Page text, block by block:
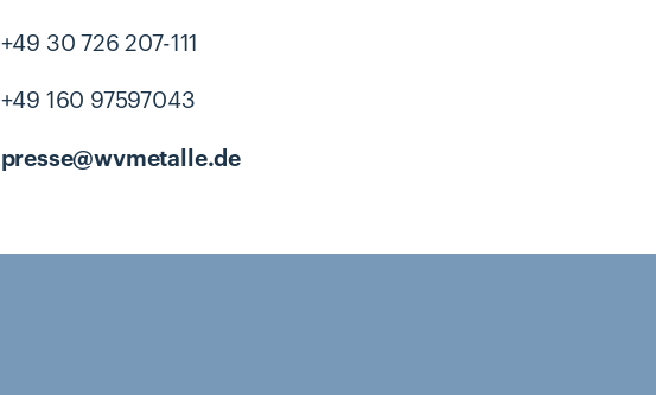
+49 30 726 207-111
+49 160 97597043
presse@wvmetalle.de